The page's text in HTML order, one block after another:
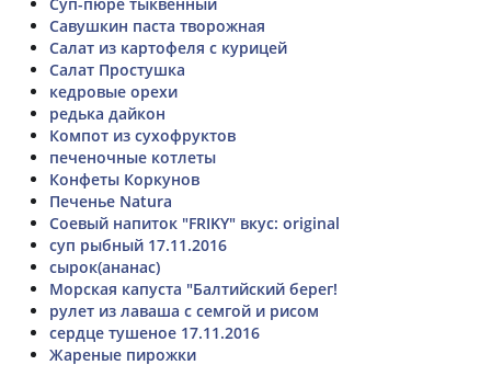
Савушкин паста творожная
Салат из картофеля с курицей
Салат Простушка
кедровые орехи
редька дайкон
Компот из сухофруктов
печеночные котлеты
Конфеты Коркунов
Печенье Natura
Соевый напиток "FRIKY" вкус: original
суп рыбный 17.11.2016
сырок(ананас)
Морская капуста "Балтийский берег!
рулет из лаваша с семгой и рисом
сердце тушеное 17.11.2016
Жареные пирожки